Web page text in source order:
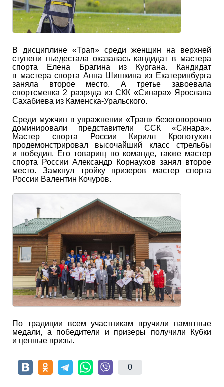
В дисциплине «Трап» среди женщин на верхней
ступени пьедестала оказалась кандидат в мастера
спорта Елена Брагина из Кургана. Кандидат
в мастера спорта Анна Шишкина из Екатеринбурга
заняла второе место. А третье завоевала
спортсменка 2 разряда из СКК «Синара» Ярослава
Сахабиева из Каменска-Уральского.
Среди мужчин в упражнении «Трап» безоговорочно
доминировали представители ССК «Синара».
Мастер спорта России Кирилл Кропотухин
продемонстрировал высочайший класс стрельбы
и победил. Его товарищ по команде, также мастер
спорта России Александр Корнаухов занял второе
место. Замкнул тройку призеров мастер спорта
России Валентин Кочуров.
По традиции всем участникам вручили памятные
медали, а победители и призеры получили Кубки
и ценные призы.
0